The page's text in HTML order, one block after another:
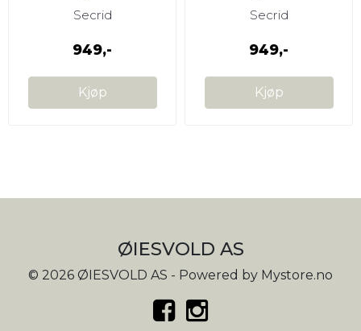
Secrid
949,-
Kjøp
Secrid
949,-
Kjøp
ØIESVOLD AS
© 2026 ØIESVOLD AS - Powered by Mystore.no